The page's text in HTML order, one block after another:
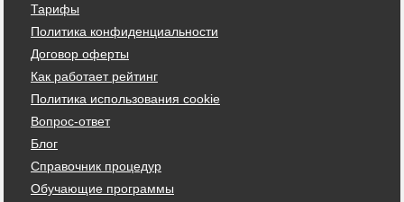
Тарифы
Политика конфиденциальности
Договор оферты
Как работает рейтинг
Политика использования cookie
Вопрос-ответ
Блог
Справочник процедур
Обучающие программы